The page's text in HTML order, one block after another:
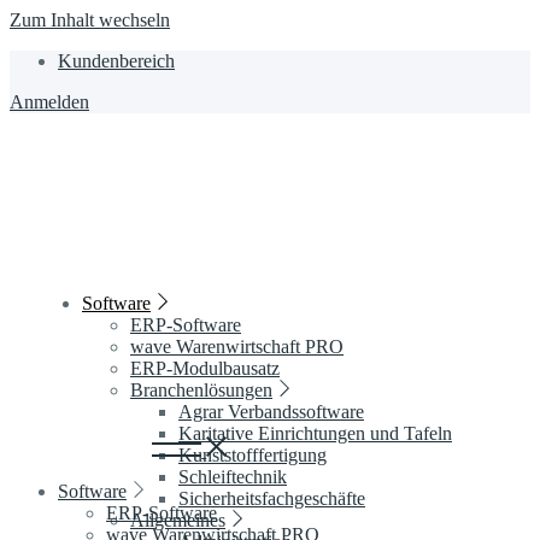
Zum Inhalt wechseln
Kundenbereich
Anmelden
Software
ERP-Software
wave Warenwirtschaft PRO
ERP-Modulbausatz
Branchenlösungen
Agrar Verbandssoftware
Karitative Einrichtungen und Tafeln
Kunststofffertigung
Schleiftechnik
Sicherheitsfachgeschäfte
Allgemeines
Software
ERP-Software
wave Warenwirtschaft PRO